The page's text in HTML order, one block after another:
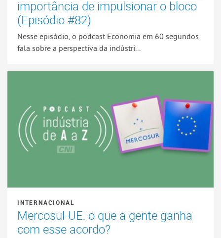
importância de impulsionar o bloco
(Episódio #82)
Nesse episódio, o podcast Economia em 60 segundos
fala sobre a perspectiva da indústri...
INTERNACIONAL
Mercosul-UE: o que a gente ganha
com esse acordo?